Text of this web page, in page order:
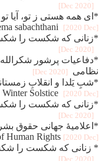
[2020 Dec]
sabachthani
[2020 Dec]
[2020 Dec]
*دفاعيات پرشور شکرالله
نظامی
[2020 Dec]
Solstice
[2020 Dec]
[2020 Dec]
Human Rights [2020 Dec]
[2020 Dec]